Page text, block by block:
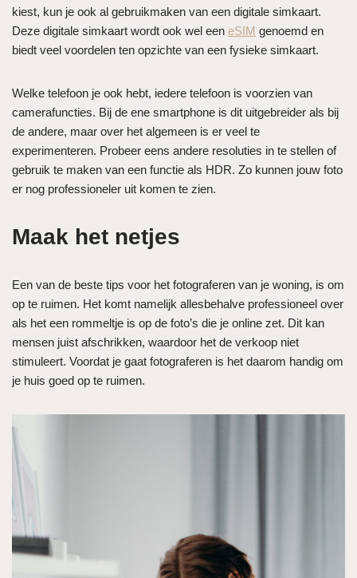
kiest, kun je ook al gebruikmaken van een digitale simkaart.
Deze digitale simkaart wordt ook wel een eSIM genoemd en
biedt veel voordelen ten opzichte van een fysieke simkaart.
Welke telefoon je ook hebt, iedere telefoon is voorzien van
camerafuncties. Bij de ene smartphone is dit uitgebreider als bij
de andere, maar over het algemeen is er veel te
experimenteren. Probeer eens andere resoluties in te stellen of
gebruik te maken van een functie als HDR. Zo kunnen jouw foto
er nog professioneler uit komen te zien.
Maak het netjes
Een van de beste tips voor het fotograferen van je woning, is om
op te ruimen. Het komt namelijk allesbehalve professioneel over
als het een rommeltje is op de foto’s die je online zet. Dit kan
mensen juist afschrikken, waardoor het de verkoop niet
stimuleert. Voordat je gaat fotograferen is het daarom handig om
je huis goed op te ruimen.